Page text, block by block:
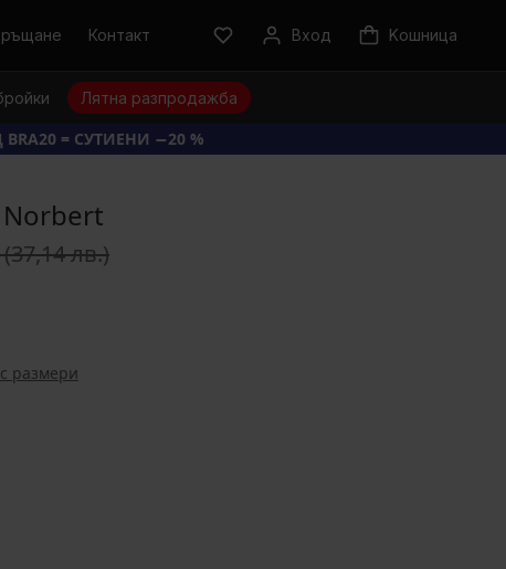
Контакт Вход Kошница
Лятна разпродажба
BRA20 = СУТИЕНИ −20 %
Norbert
(37,14 лв.)
размери